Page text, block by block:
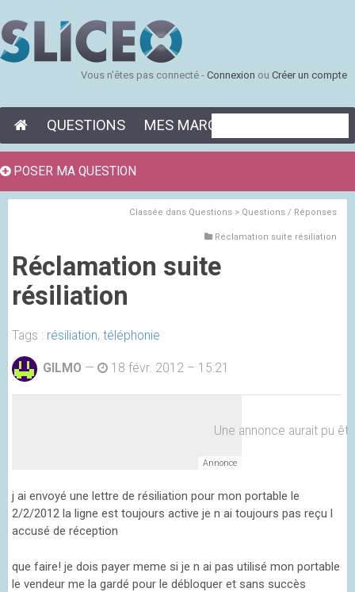
Vous n'êtes pas connecté - Connexion ou Créer un compte
QUESTIONS MES MARQUE-PAGES
Classée dans Questions > Questions / Réponses
Réclamation suite résiliation
Réclamation suite
résiliation
Tags : résiliation, téléphonie
GILMO — 18 févr. 2012 – 15:21
Une annonce aurait pu
j ai envoyé une lettre de résiliation pour mon portable le
2/2/2012 la ligne est toujours active je n ai toujours pas reçu l
accusé de réception
que faire! je dois payer meme si je n ai pas utilisé mon portable
le vendeur me la gardé pour le débloquer et sans succès
POSER MA QUESTION